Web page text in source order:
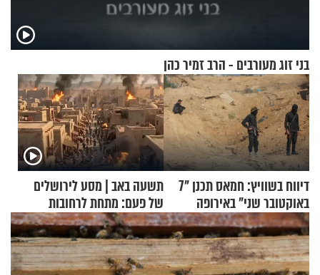
בני זוג מעורבים - הרב זמיר כהן
דיווח בשוויץ: חמאס תכנן "7
באוקטובר שני" באירופה
תשעה באב | מסע לירושלים
של פעם: מתחת לרחובות
ירושלים